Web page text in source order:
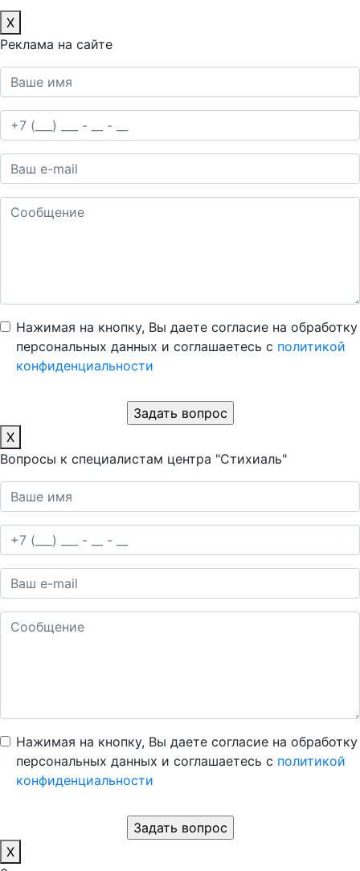
X
Реклама на сайте
Нажимая на кнопку, Вы даете согласие на обработку
персональных данных и соглашаетесь c политикой
конфиденциальности
X
Вопросы к специалистам центра "Стихиаль"
Нажимая на кнопку, Вы даете согласие на обработку
персональных данных и соглашаетесь c политикой
конфиденциальности
X